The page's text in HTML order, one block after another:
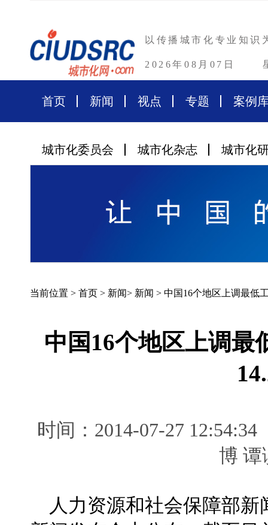
以传播城市化专业知识
2026年08月07日
首页 新闻 视点 专题 案例
城市化委员会 城市化杂志 城市化
当前位置 > 首页 > 新闻> 新闻 > 中国16个地区上调最低
中国16个地区上调最
时间：2014-07-27
博
人力资源和社会保障部新